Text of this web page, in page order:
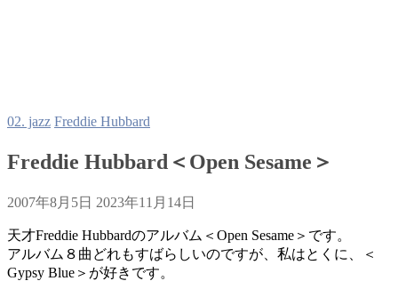
02. jazz Freddie Hubbard
Freddie Hubbard＜Open Sesame＞
2007年8月5日 2023年11月14日
天才Freddie Hubbardのアルバム＜Open Sesame＞です。
アルバム８曲どれもすばらしいのですが、私はとくに、＜
Gypsy Blue＞が好きです。